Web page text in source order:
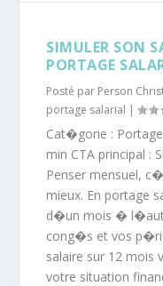
SIMULER SON
PORTAGE
Posté par Person
portage salarial |
Cat�gorie :
min CTA principal :
Penser mensuel,
mieux. En portage
d�un mois �
cong�s et vos
salaire sur 12 mois
votre situation